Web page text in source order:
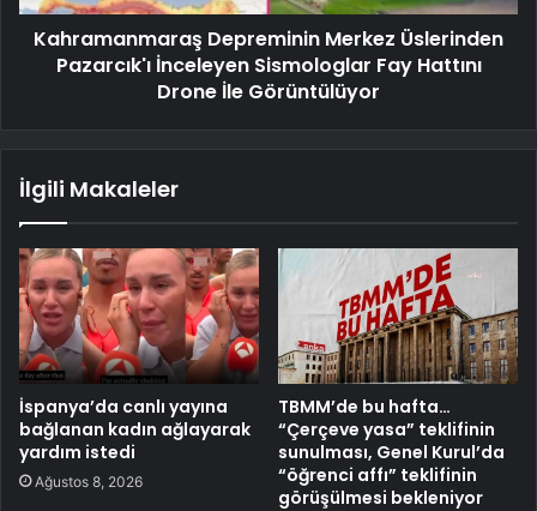
Kahramanmaraş Depreminin Merkez Üslerinden
Pazarcık'ı İnceleyen Sismologlar Fay Hattını
Drone İle Görüntülüyor
İlgili Makaleler
İspanya’da canlı yayına
bağlanan kadın ağlayarak
yardım istedi
Ağustos 8, 2026
TBMM’de bu hafta…
“Çerçeve yasa” teklifinin
sunulması, Genel Kurul’da
“öğrenci affı” teklifinin
görüşülmesi bekleniyor